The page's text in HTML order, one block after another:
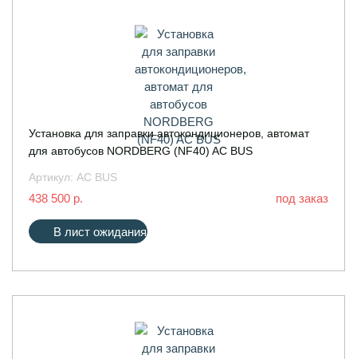
Установка для заправки автокондиционеров, автомат
для автобусов NORDBERG (NF40) AC BUS
Артикул: AC BUS
438 500 р. под заказ
В лист ожидания